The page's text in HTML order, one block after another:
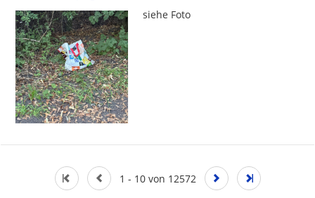
siehe Foto
1 - 10 von 12572